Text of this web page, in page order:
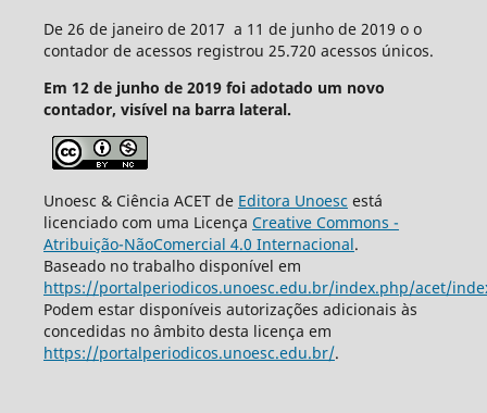
De 26 de janeiro de 2017 a 11 de junho de 2019 o o
contador de acessos registrou 25.720 acessos únicos.
Em 12 de junho de 2019 foi adotado um novo
contador, visível na barra lateral.
Unoesc & Ciência ACET de Editora Unoesc está
licenciado com uma Licença Creative Commons -
Atribuição-NãoComercial 4.0 Internacional.
Baseado no trabalho disponível em
https://portalperiodicos.unoesc.edu.br/index.php/acet/
Podem estar disponíveis autorizações adicionais às
concedidas no âmbito desta licença em
https://portalperiodicos.unoesc.edu.br/.